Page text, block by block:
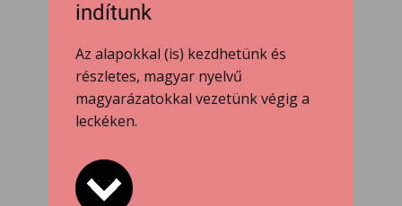
indítunk
Az alapokkal (is) kezdhetünk és
részletes, magyar nyelvű
magyarázatokkal vezetünk végig a
leckéken.